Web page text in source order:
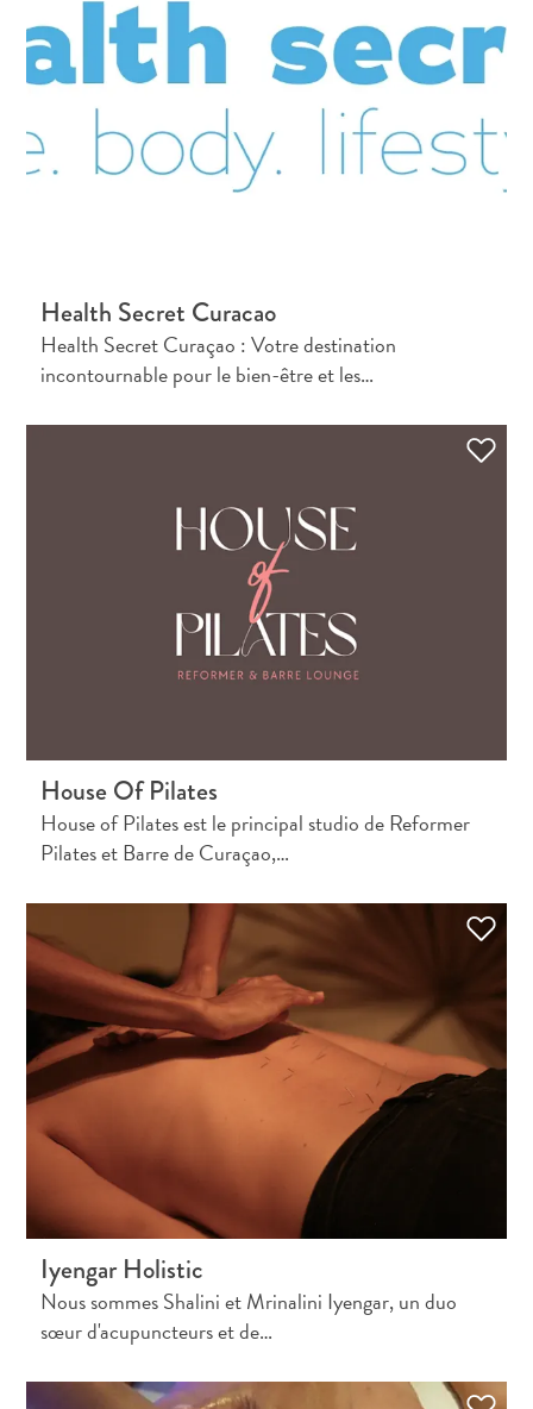
Health Secret Curacao
Health Secret Curaçao : Votre destination
incontournable pour le bien-être et les…
House Of Pilates
House of Pilates est le principal studio de Reformer
Pilates et Barre de Curaçao,…
Iyengar Holistic
Nous sommes Shalini et Mrinalini Iyengar, un duo
sœur d'acupuncteurs et de…